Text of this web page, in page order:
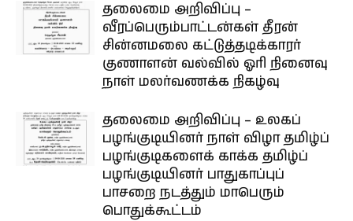
தலைமை அறிவிப்பு –
வீரப்பெரும்பாட்டன்கள் தீரன்
சின்னமலை கட்டுத்தடிக்காரர்
குணாளன் வல்வில் ஓரி நினைவு
நாள் மலர்வணக்க நிகழ்வு
தலைமை அறிவிப்பு – உலகப்
பழங்குடியினர் நாள் விழா தமிழ்ப்
பழங்குடிகளைக் காக்க தமிழ்ப்
பழங்குடியினர் பாதுகாப்புப்
பாசறை நடத்தும் மாபெரும்
பொதுக்கூட்டம்